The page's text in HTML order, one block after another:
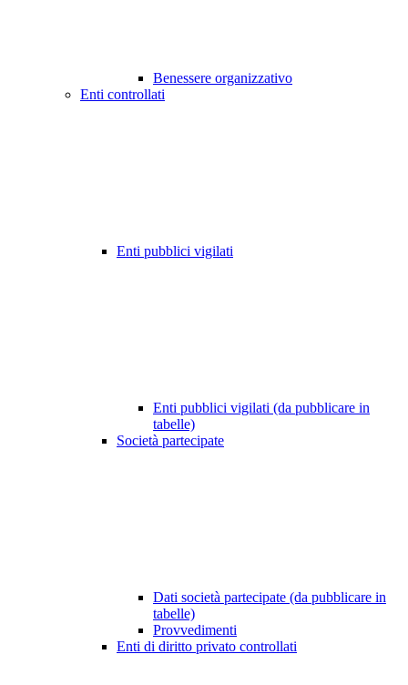
Benessere organizzativo
Enti controllati
Enti pubblici vigilati
Enti pubblici vigilati (da pubblicare in
tabelle)
Società partecipate
Dati società partecipate (da pubblicare in
tabelle)
Provvedimenti
Enti di diritto privato controllati